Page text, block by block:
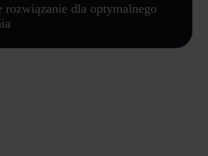
rozwiązanie dla optymalnego